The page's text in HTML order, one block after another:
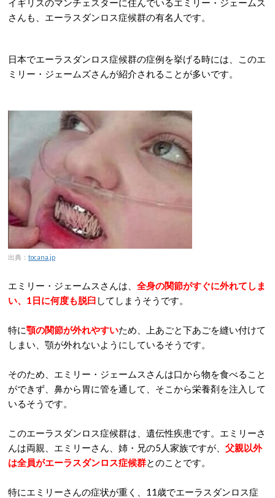
イギリスのマンチェスターに住んでいるエミリー・ジェームス
さんも、エーラスダンロス症候群の有名人です。
日本でエーラスダンロス症候群の症例を挙げる時には、このエ
ミリー・ジェームズさんが紹介されることが多いです。
出典： tocana.jp
エミリー・ジェームスさんは、 全身の関節がすぐに外れてしま
い、1日に何度も脱臼 してしまうそうです。
特に顎の関節が外れやすいため、上あごと下あごを縫い付けて
しまい、顎が外れないようにしているそうです。
そのため、エミリー・ジェームスさんは口から物を食べること
ができず、鼻から胃に管を通して、そこから栄養剤を注入して
いるそうです。
このエーラスダンロス症候群は、遺伝性疾患です。エミリーさ
んは両親、エミリーさん、姉・兄の5人家族ですが、 父親以外
は全員がエーラスダンロス症候群とのことです。
特にエミリーさんの症状が重く、11歳でエーラスダンロス症